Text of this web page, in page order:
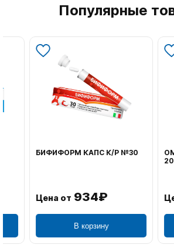
Популярные
БИФИФОРМ КАПС К/Р №30
Цена от934₽
В корзину
20МГ
Цена